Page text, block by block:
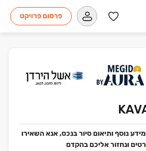
פרסום פרויקט
נוסף ותיאום סיור בנכס, אנא השאירו
ונחזור אליכם בהקדם